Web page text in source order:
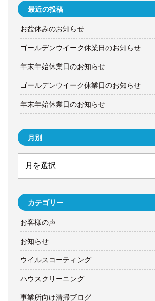
最近の投稿
お盆休みのお知らせ
ゴールデンウイーク休業日のお知らせ
年末年始休業日のお知らせ
ゴールデンウイーク休業日のお知らせ
年末年始休業日のお知らせ
月別
カテゴリー
お客様の声
お知らせ
ウイルスコーティング
ハウスクリーニング
事業所向け清掃ブログ